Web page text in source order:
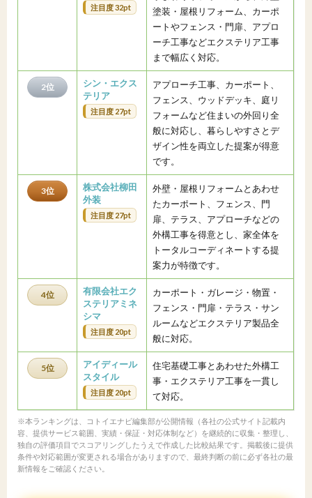
注目度 32pt
塗装・屋根リフォーム、カーポ
ートやフェンス・門扉、アプロ
ーチ工事などエクステリア工事
まで幅広く対応。
2位
シン・エクス
テリア
注目度 27pt
アプローチ工事、カーポート、
フェンス、ウッドデッキ、庭リ
フォームなど住まいの外回り全
般に対応し、暮らしやすさとデ
ザイン性を両立した提案が得意
です。
3位
株式会社柳田
外装
注目度 27pt
外壁・屋根リフォームとあわせ
たカーポート、フェンス、門
扉、テラス、アプローチなどの
外構工事を得意とし、家全体を
トータルコーディネートする提
案力が特徴です。
4位
有限会社エク
ステリアミネ
シマ
注目度 20pt
カーポート・ガレージ・物置・
フェンス・門扉・テラス・サン
ルームなどエクステリア製品全
般に対応。
5位
アイディール
スタイル
注目度 20pt
住宅基礎工事とあわせた外構工
事・エクステリア工事を一貫し
て対応。
※本ランキングは、コトイエナビ編集部が公開情報（各社の公式サイト記載内
容、提供サービス範囲、実績・保証・対応体制など）を継続的に収集・整理し、
独自の評価項目でスコアリングしたうえで作成した比較結果です。掲載後に提供
条件や対応範囲が変更される場合がありますので、最終判断の前に必ず各社の最
新情報をご確認ください。